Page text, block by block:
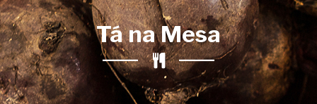
Tá na Mesa